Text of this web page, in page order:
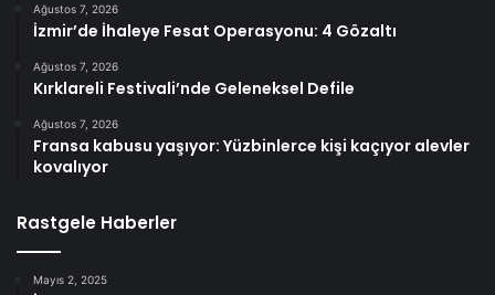
Ağustos 7, 2026
İzmir’de İhaleye Fesat Operasyonu: 4 Gözaltı
Ağustos 7, 2026
Kırklareli Festivali’nde Geleneksel Defile
Ağustos 7, 2026
Fransa kabusu yaşıyor: Yüzbinlerce kişi kaçıyor alevler
kovalıyor
Rastgele Haberler
Mayıs 2, 2025